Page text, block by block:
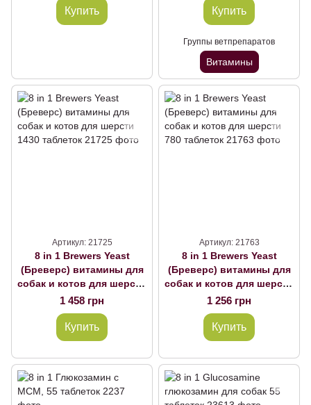
Купить Купить
Группы ветпрепаратов
Витамины
Артикул: 21725
8 in 1 Brewers Yeast
(Бреверс) витамины для
собак и котов для шерсти
1430 таблеток
1 458 грн
Купить
Артикул: 21763
8 in 1 Brewers Yeast
(Бреверс) витамины для
собак и котов для шерсти
780 таблеток
1 256 грн
Купить